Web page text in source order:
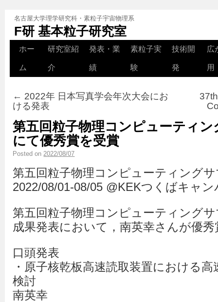
名古屋大学理学研究科・素粒子宇宙物理系
F研 基本粒子研究室
ホー
ム
研究室紹
介
発表・業
績
素粒子実
験
技術開
発
広
用
← 2022年 日本写真学会年次大会にお
ける発表
第五回粒子物理コンピューティ
にて優秀賞を受賞
Posted on 2022/08/07
第五回粒子物理コンピューティング
2022/08/01-08/05 @KEKつくばキャン
第五回粒子物理コンピューティング
成果発表において，南英幸さんが優
口頭発表
・原子核乾板高速読取装置における
検討
南英幸